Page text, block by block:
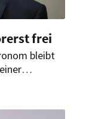
frei
bleibt